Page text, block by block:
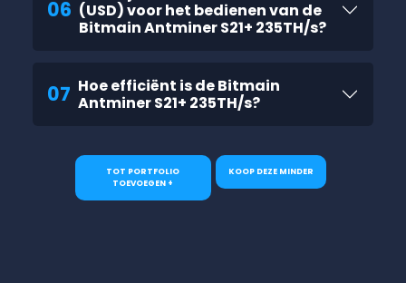
06 (USD) voor het bedienen van de
Bitmain Antminer S21+ 235TH/s?
07 Hoe efficiënt is de Bitmain
Antminer S21+ 235TH/s?
TOT PORTFOLIO
TOEVOEGEN +
KOOP DEZE MINDER